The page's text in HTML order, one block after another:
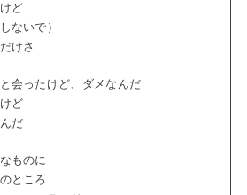
ど
ないで）
けさ
会ったけど、ダメなんだ
ど
だ
ものに
ところ